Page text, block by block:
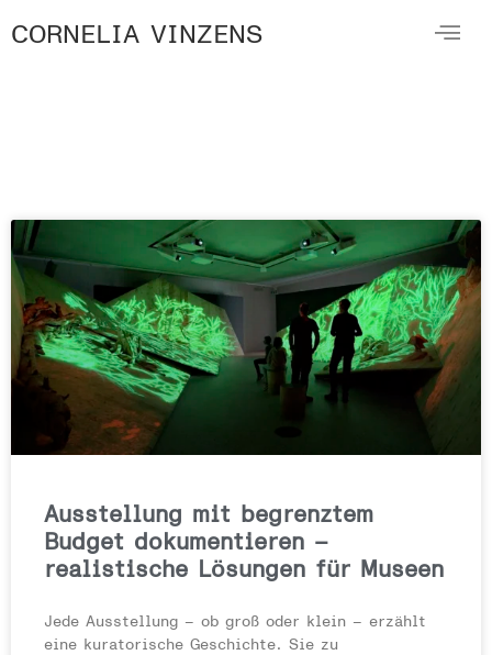
CORNELIA VINZENS
Ausstellung mit begrenztem
Budget dokumentieren –
realistische Lösungen für Museen
Jede Ausstellung – ob groß oder klein – erzählt
eine kuratorische Geschichte. Sie zu